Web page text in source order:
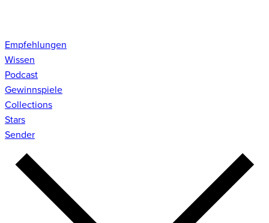
Empfehlungen
Wissen
Podcast
Gewinnspiele
Collections
Stars
Sender